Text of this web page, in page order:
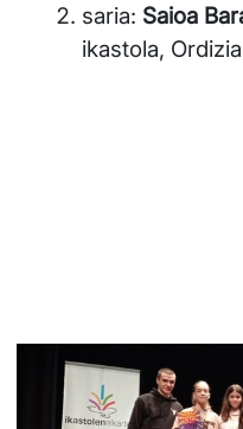
saria: Saioa
ikastola, Ordizia